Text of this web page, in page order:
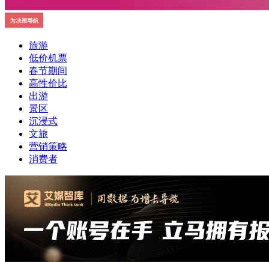
旅游
低价机票
春节期间
高性价比
出游
景区
沉浸式
文旅
营销策略
消费者